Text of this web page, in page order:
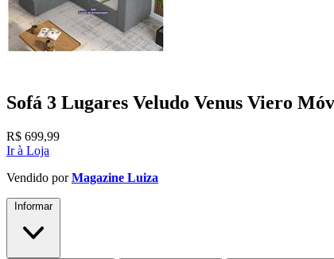
Sofá 3 Lugares Veludo Venus Viero
R$ 699,99
Ir à Loja
Vendido porMagazine Luiza
Informar